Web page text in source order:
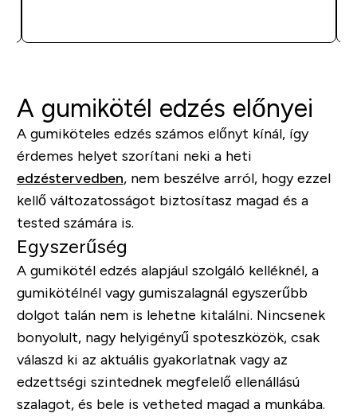
A gumikötél edzés előnyei
A gumiköteles edzés számos előnyt kínál, így
érdemes helyet szorítani neki a heti
edzéstervedben, nem beszélve arról, hogy ezzel
kellő változatosságot biztosítasz magad és a
tested számára is.
Egyszerűség
A gumikötél edzés alapjául szolgáló kelléknél, a
gumikötélnél vagy gumiszalagnál egyszerűbb
dolgot talán nem is lehetne kitalálni. Nincsenek
bonyolult, nagy helyigényű spoteszközök, csak
válaszd ki az aktuális gyakorlatnak vagy az
edzettségi szintednek megfelelő ellenállású
szalagot, és bele is vetheted magad a munkába.